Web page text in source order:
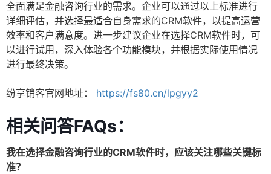
全面满足金融咨询行业的需求。企业可以通过以上标准进行
详细评估，并选择最适合自身需求的CRM软件，以提高运营
效率和客户满意度。进一步建议企业在选择CRM软件时，可
以进行试用，深入体验各个功能模块，并根据实际使用情况
进行最终决策。
纷享销客官网地址： https://fs80.cn/lpgyy2
相关问答FAQs：
我在选择金融咨询行业的CRM软件时，应该关注哪些关键标
准？